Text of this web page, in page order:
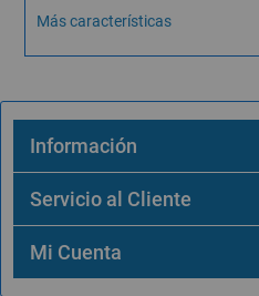
Más características
Información
Servicio al Cliente
Mi Cuenta